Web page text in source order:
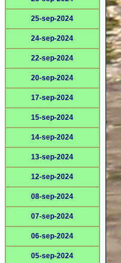
25-sep-2024
24-sep-2024
22-sep-2024
20-sep-2024
17-sep-2024
15-sep-2024
14-sep-2024
13-sep-2024
12-sep-2024
08-sep-2024
07-sep-2024
06-sep-2024
05-sep-2024